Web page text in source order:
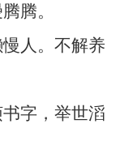
腾。
人。不解养
字，举世滔